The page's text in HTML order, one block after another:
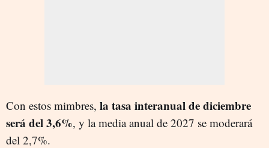
Con estos mimbres, la tasa interanual de diciembre
será del 3,6%, y la media anual de 2027 se moderará
del 2,7%.